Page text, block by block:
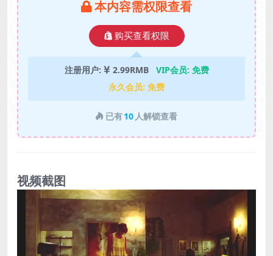
本内容需权限查看
购买查看权限
注册用户: 2.99RMB VIP会员: 免费
永久会员: 免费
已有10 人解锁查看
视频截图